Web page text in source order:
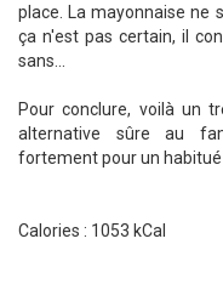
place. La mayonnaise ne
ça n'est pas certain, il
sans...
Pour conclure, voilà un
alternative sûre au
fortement pour un habitué
Calories : 1053 kCal